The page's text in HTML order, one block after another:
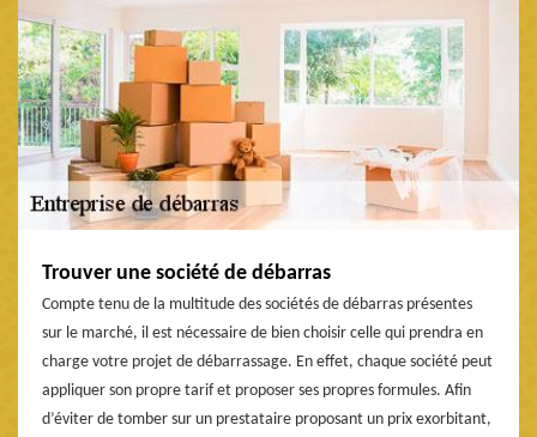
Trouver une société de débarras
Compte tenu de la multitude des sociétés de débarras présentes
sur le marché, il est nécessaire de bien choisir celle qui prendra en
charge votre projet de débarrassage. En effet, chaque société peut
appliquer son propre tarif et proposer ses propres formules. Afin
d’éviter de tomber sur un prestataire proposant un prix exorbitant,